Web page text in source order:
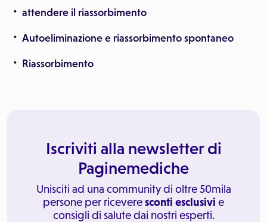
attendere il riassorbimento
Autoeliminazione e riassorbimento spontaneo
Riassorbimento
Iscriviti alla newsletter di
Paginemediche
Unisciti ad una community di oltre 50mila
persone per riceveresconti esclusivi e
consigli di salute dai nostri esperti.